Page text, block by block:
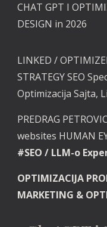
CHAT GPT I
DESIGN in 2026
LINKED /
STRATEGY SEO
Optimizacija Sajta,
PREDRAG
websites HUMAN
#SEO / LLM-o
OPTIMIZACIJA
MARKETING &